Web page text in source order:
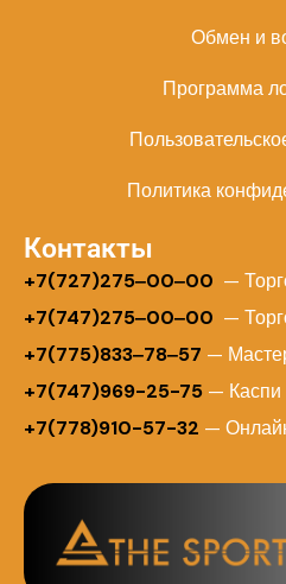
Обмен и
Программа
Политика
Контакты
+7(727)275‒00‒00 —
+7(747)275‒00‒00 —
+7(775)833‒78‒57 —
+7(747)969-25-75 — Каспи
+7(778)910-57-32 —